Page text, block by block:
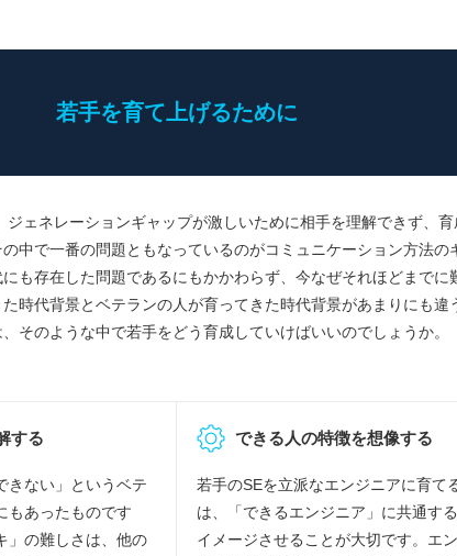
若手を育て上げるために
ジェネレーションギャップが激しいために相手を理解できず、育
中で一番の問題ともなっているのがコミュニケーション方法の
も存在した問題であるにもかかわらず、今なぜそれほどまでに
時代背景とベテランの人が育ってきた時代背景があまりにも違
そのような中で若手をどう育成していけばいいのでしょうか。
する
きない」というベテ
もあったものです
」の難しさは、他の
できる人の特徴を想像する
若手のSEを立派なエンジニアに育て
は、「できるエンジニア」に共通す
イメージさせることが大切です。エ